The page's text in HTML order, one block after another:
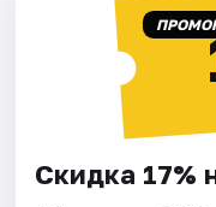
Скидка 17%